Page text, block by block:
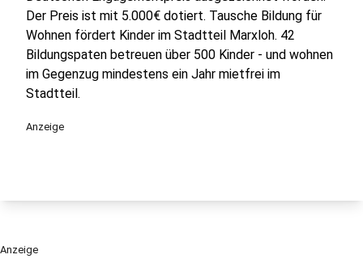
Der Preis ist mit 5.000€ dotiert. Tausche Bildung für
Wohnen fördert Kinder im Stadtteil Marxloh. 42
Bildungspaten betreuen über 500 Kinder - und wohnen
im Gegenzug mindestens ein Jahr mietfrei im
Stadtteil.
Anzeige
Anzeige